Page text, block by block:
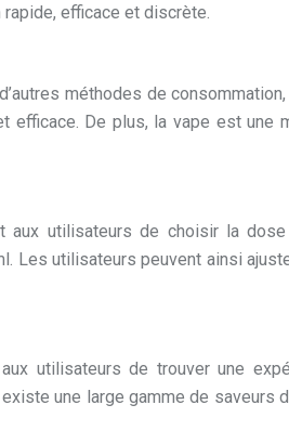
efficace et discrète.
méthodes de
De plus, la vape est
utilisateurs de choisir la
Les utilisateurs peuvent ainsi
utilisateurs de trouver une
une large gamme de saveurs